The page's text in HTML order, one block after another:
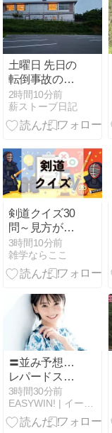
土曜日 先日の
転倒事故の現
場検証をしに
行った。事故
の原因に関し
2時間10分前
薪ストーブ日記
剣道クイズ30
問～見方が変
わる！ルール
と歴史の面白
雑学～
3時間10分前
雑学ならここ
〓並み予想…
レパードステ
ークスGⅢ ╿
並み予想…
CBC賞GⅢ ╿
3時間30分前
EASYWIN! | イージーウィン